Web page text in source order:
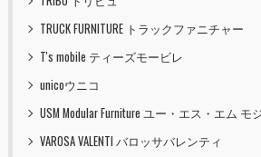
TRUCK FURNITURE トラックファニチャー
T's mobile ティーズモービレ
unicoウニコ
USM Modular Furniture ユー・エス・エム モジ
VAROSA VALENTI バロッサバレンティ